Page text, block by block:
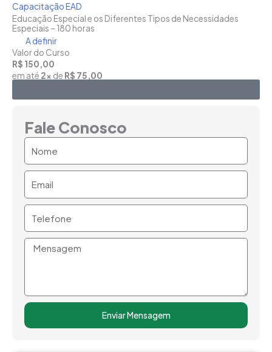
Capacitação EAD
Educação Especial e os Diferentes Tipos de Necessidades
Especiais – 180 horas
A definir
Valor do Curso
R$ 150,00
em até 2x de R$ 75,00
Fale Conosco
Mensagem
Enviar Mensagem